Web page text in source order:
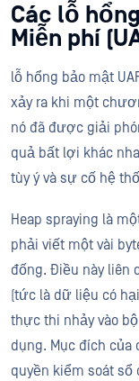
Các lỗ
Miễn phí
lỗ hổng bảo mật
xảy ra khi một
nó đã được giải
quả bất lợi khác
tùy ý và sự cố hệ
Heap spraying là
phải viết một vài
đống. Điều này liên
(tức là dữ liệu có
thực thi nhảy vào
dụng. Mục đích
quyền kiểm soát sổ